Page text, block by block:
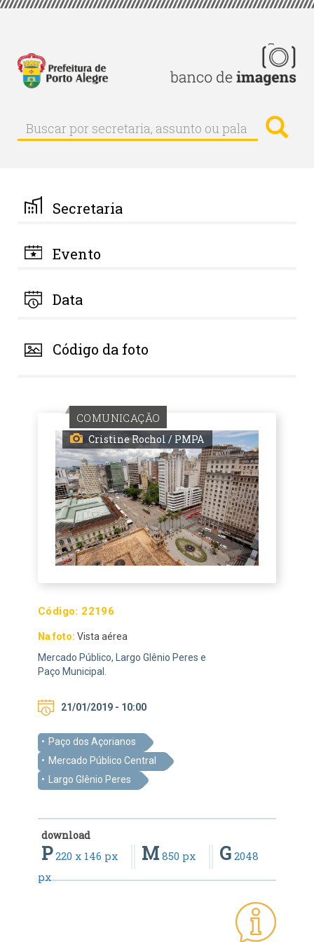
Pular
principal
Buscar
Buscar
por
palavra-
chave
Secretaria
Evento
Data
Código da foto
COMUNICAÇÃO
Cristine Rochol / PMPA
Código: 22196
Na foto: Vista aérea
Mercado Público, Largo Glênio Peres e
Paço Municipal.
21/01/2019 - 10:00
Paço dos Açorianos
Mercado Público Central
Largo Glênio Peres
download
P220 x 146 px M 850 px G 2048
px